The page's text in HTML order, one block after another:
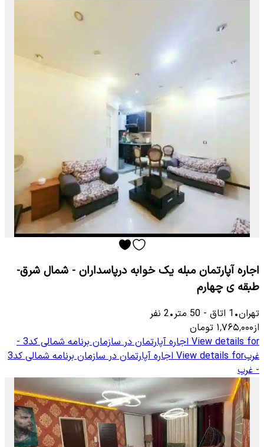
اجاره آپارتمان مبله یک خوابه درپاسداران - شمال شرق-
طبقه ی چهارم
تهران•
1 اتاق -
50 متر•
2 نفر
از۱٬۷۶۵٬۰۰۰ تومان
View details for
اجاره آپارتمان در سازمان برنامه شمالی کد3 -
غربView details for
اجاره آپارتمان در سازمان برنامه شمالی کد3
- غرب